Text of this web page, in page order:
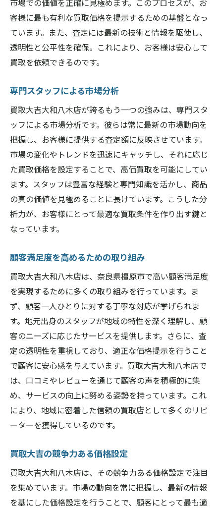
市場での価値を正確に見極めます。このプロセスが、お
客様に最も有利な買取価格を提示するための基盤となっ
ています。また、査定には最新の技術と情報を駆使し、
透明性と公平性を確保。これにより、お客様は安心して
買取を依頼できるのです。
専門スタッフによる市場分析
買取大吉大和八木店が誇るもう一つの強みは、専門スタ
ッフによる市場分析です。彼らは常に最新の市場動向を
把握し、お客様に提供する査定額に反映させています。
市場の変化やトレンドを迅速にキャッチし、それに応じ
た買取価格を設定することで、高価買取を可能にしてい
ます。スタッフは豊富な経験と専門知識を活かし、商品
の真の価値を見極めることに長けています。こうした分
析力が、お客様にとって最適な買取条件を作り出す鍵と
なっています。
顧客満足度を高めるための取り組み
買取大吉大和八木店は、奈良県橿原市で高い顧客満足度
を実現するために多くの取り組みを行っています。ま
ず、顧客一人ひとりに対する丁寧な対応が挙げられま
す。地元出身のスタッフが地域の特性を深く理解し、顧
客のニーズに応じたサービスを提供します。さらに、査
定の透明性を重視しており、適正な価格提示を行うこと
で顧客に安心感を与えています。買取大吉大和八木店で
は、口コミやレビューを通じて顧客の声を積極的に集
め、サービスの向上に努める姿勢を持っています。これ
により、地域に密着した信頼の買取店として多くのリピ
ーターを獲得しているのです。
買取大吉の競争力ある価格設定
買取大吉大和八木店は、その競争力ある価格設定で注目
を集めています。市場の動向を常に把握し、最新の情報
を基にした価格設定を行うことで、顧客にとって最も適